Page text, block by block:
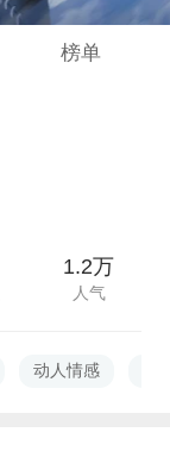
榜单
1.2万
人气
动人情感